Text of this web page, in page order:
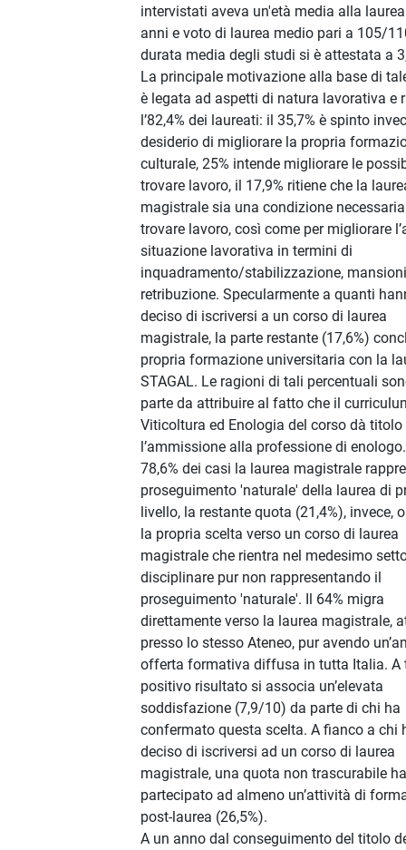
intervistati aveva un'età media alla
anni e voto di laurea medio pari a 105/
durata media degli studi si è attestata a
La principale motivazione alla base di
è legata ad aspetti di natura lavorativa e
l’82,4% dei laureati: il 35,7% è spinto
desiderio di migliorare la propria
culturale, 25% intende migliorare le
trovare lavoro, il 17,9% ritiene che la
magistrale sia una condizione
trovare lavoro, così come per migliorare
situazione lavorativa in termini di
inquadramento/stabilizzazione,
retribuzione. Specularmente a quanti
deciso di iscriversi a un corso di laurea
magistrale, la parte restante (17,6%)
propria formazione universitaria con la
STAGAL. Le ragioni di tali percentuali
parte da attribuire al fatto che il
Viticoltura ed Enologia del corso dà titolo
l’ammissione alla professione di
78,6% dei casi la laurea magistrale
proseguimento 'naturale' della laurea di
livello, la restante quota (21,4%), invece,
la propria scelta verso un corso di laurea
magistrale che rientra nel medesimo
disciplinare pur non rappresentando il
proseguimento 'naturale'. Il 64% migra
direttamente verso la laurea magistrale,
presso lo stesso Ateneo, pur avendo
offerta formativa diffusa in tutta Italia. A
positivo risultato si associa un’elevata
soddisfazione (7,9/10) da parte di chi ha
confermato questa scelta. A fianco a chi
deciso di iscriversi ad un corso di laurea
magistrale, una quota non trascurabile ha
partecipato ad almeno un’attività di
post-laurea (26,5%).
A un anno dal conseguimento del titolo